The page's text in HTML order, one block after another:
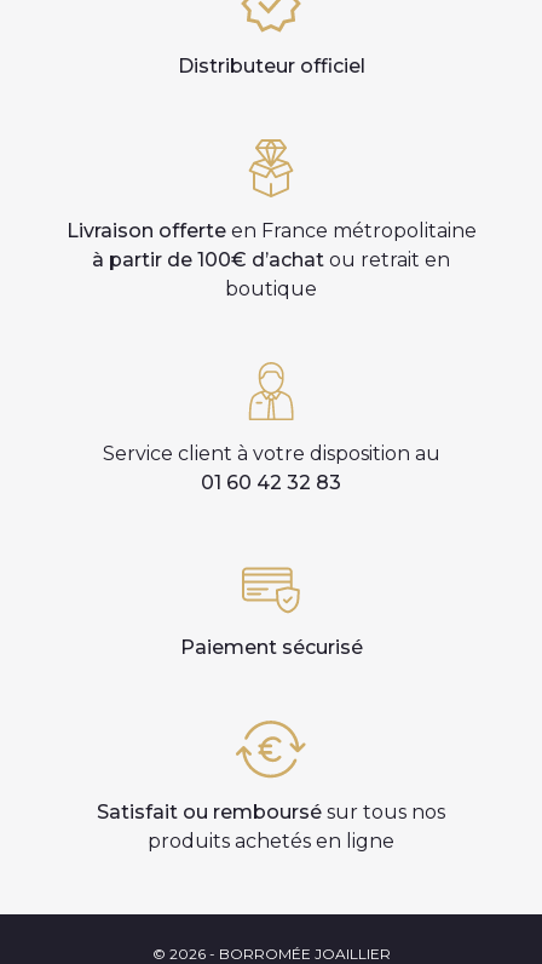
Distributeur officiel
Livraison offerteen France métropolitaine
à partir de 100€ d’achat ou retrait en
boutique
Service client à votre disposition au
01 60 42 32 83
Paiement sécurisé
Satisfait ou remboursé sur tous nos
produits achetés en ligne
© 2026 - BORROMÉE JOAILLIER